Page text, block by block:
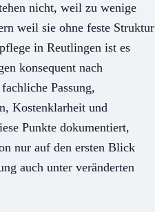
nicht, weil zu wenige
weil sie ohne feste Struktur
in Reutlingen ist es
konsequent nach
Passung,
Kostenklarheit und
Punkte dokumentiert,
nur auf den ersten Blick
auch unter veränderten